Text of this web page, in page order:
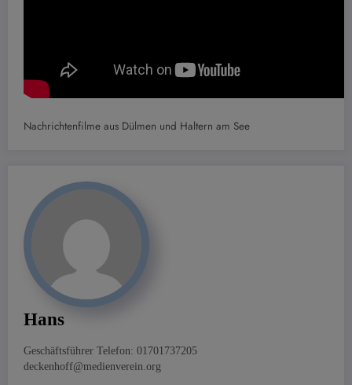
Nachrichtenfilme aus Dülmen und Haltern am See
Hans
Geschäftsführer Telefon: 01701737205
deckenhoff@medienverein.org